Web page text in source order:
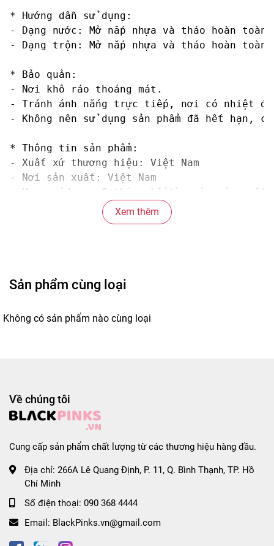
* Hướng dẫn sử dụng:
- Dạng nước: Mở nắp nhựa và tháo hoàn
- Dạng trộn: Mở nắp nhựa và tháo hoàn
* Bảo quản:
- Nơi khô ráo thoáng mát.
- Tránh ánh nắng trực tiếp, nơi có nhiệt
- Không nên sử dụng sản phẩm đã hết hạn,
* Thông tin sản phẩm:
- Xuất xứ thương hiệu: Việt Nam
- Nơi sản xuất: Việt Nam
- Hạn sử dụng: 8 tháng kể từ ngày sản xuất
#mi #mianlien #mito #mitom #micay
Xem thêm
Sản phẩm cùng loại
Không có sản phẩm nào cùng loại
Về chúng tôi
Cung cấp sản phẩm chất lượng từ các thương hiệu hàng đầu.
Địa chỉ: 266A Lê Quang Định, P. 11, Q. Bình Thạnh, TP. Hồ
Chí Minh
Số điện thoại: 090 368 4444
Email: BlackPinks.vn@gmail.com